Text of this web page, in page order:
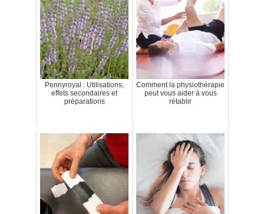
Pennyroyal : Utilisations,
effets secondaires et
préparations
Comment la physiothérapie
peut vous aider à vous
rétablir